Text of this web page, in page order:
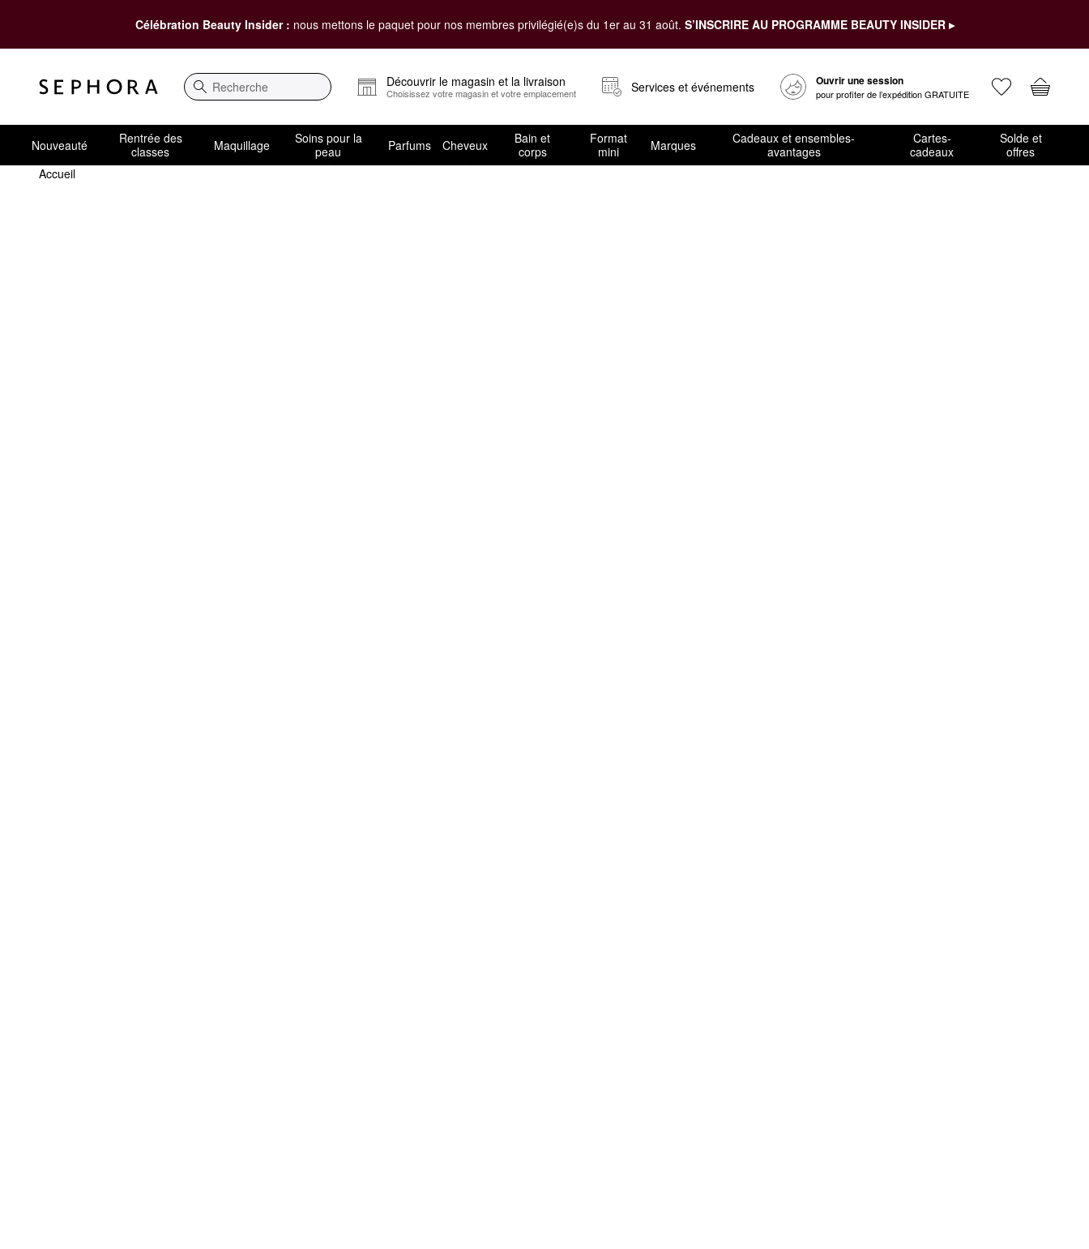
Célébration Beauty Insider : nous mettons le paquet pour nos membres privilégié(e)s du 1er au 31 août. S’INSCRIRE AU PROGRAMME BEAUTY INSIDER ▸
Recherche
Découvrir le magasin et la livraison
Choisissez votre magasin et votre emplacement Services et événements Ouvrir une session
pour profiter de l’expédition GRATUITE
Nouveauté
Rentrée des
classes
Maquillage
Soins pour la
peau
Parfums Cheveux
Bain et
corps
Format
mini
Marques
Cadeaux et ensembles-
avantages
Cartes-
cadeaux
Solde et
offres
Accueil